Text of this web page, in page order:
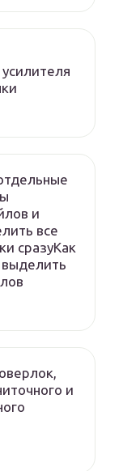
и
все
сразуКак
и